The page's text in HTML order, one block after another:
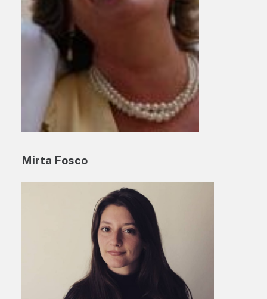
Mirta Fosco